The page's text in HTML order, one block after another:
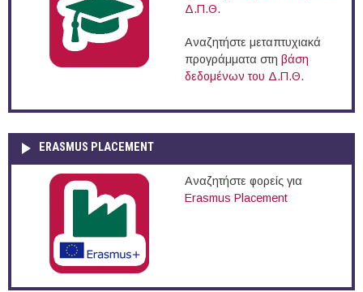
Δ.Π.Θ.
Αναζητήστε μεταπτυχιακά
προγράμματα στη βάση
δεδομένων του Δ.Π.Θ.
ERASMUS PLACEMENT
Αναζητήστε φορείς για
Erasmus Placement